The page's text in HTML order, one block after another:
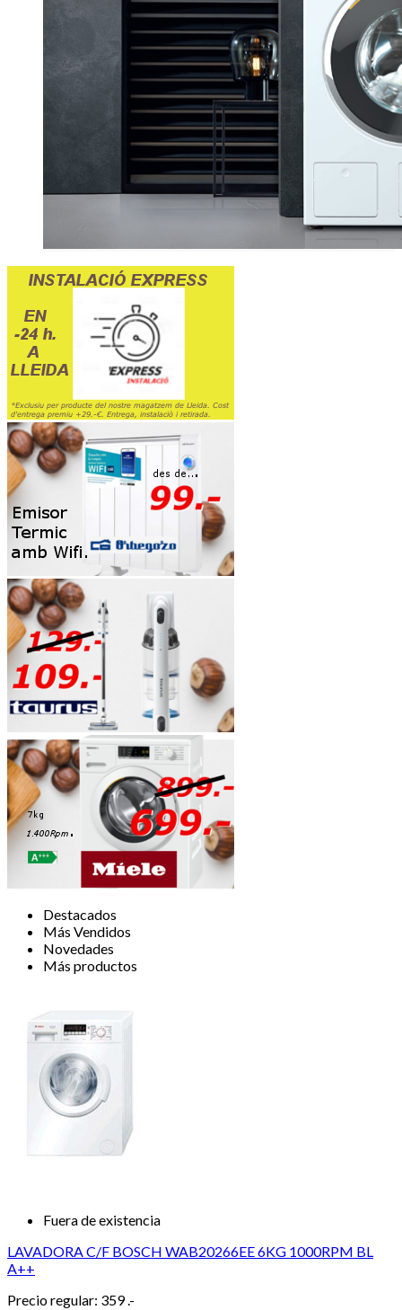
Destacados
Más Vendidos
Novedades
Más productos
Fuera de existencia
LAVADORA C/F BOSCH WAB20266EE 6KG 1000RPM BL
A++
Precio regular: 359 .-